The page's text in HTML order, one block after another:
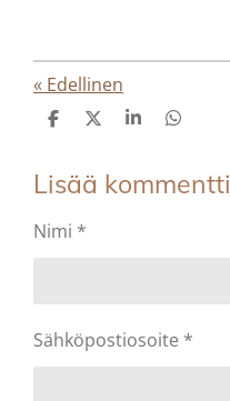
« Edellinen
J
J
J
J
Lisää kommentti
Nimi *
Sähköpostiosoite *